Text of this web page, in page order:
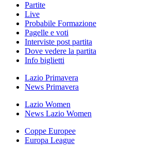
Partite
Live
Probabile Formazione
Pagelle e voti
Interviste post partita
Dove vedere la partita
Info biglietti
Lazio Primavera
News Primavera
Lazio Women
News Lazio Women
Coppe Europee
Europa League